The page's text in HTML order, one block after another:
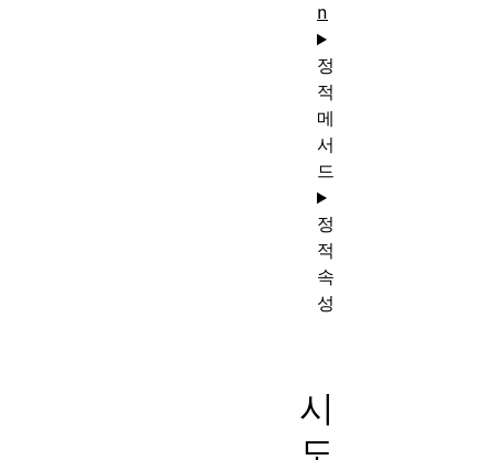
시
n
정
적
메
서
드
정
적
속
성